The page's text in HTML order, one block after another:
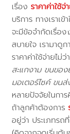
เรื่องราคาค่าใช้จ่
บริการ ทางเราเ
จะมีข้อจำกัดเรื่อง
สบายใจ เรามา
ราคาค่าใช้จ่ายไม่
สะแกงาม ขนขอ
มอเตอร์ไซค์ ขน
หลายปัจจัยในก
ถ้าลูกค้าต้องการ
อยู่ว่า ประเภทรถ